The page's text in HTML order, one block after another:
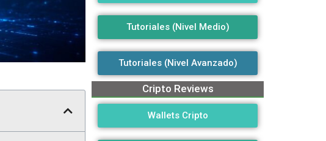
Tutoriales (Nivel Medio)
Tutoriales (Nivel Avanzado)
Cripto Reviews
Wallets Cripto